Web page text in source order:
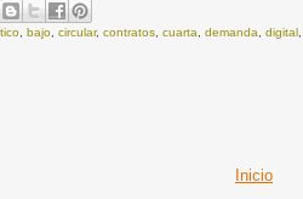
,bajo ,circular,contratos ,cuarta ,demanda ,digital
Inicio